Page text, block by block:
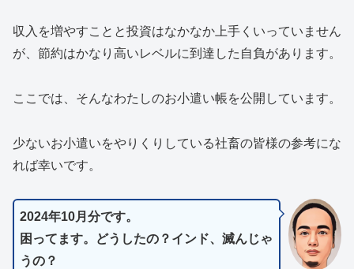
収入を増やすことと投資はなかなか上手くいっていません
が、節約はかなり高いレベルに到達した自負があります。
ここでは、そんなわたしのお小遣い帳を公開しています。
少ないお小遣いをやりくりしている社畜の皆様の参考にな
れば幸いです。
2024年10月分です。
困ってます。どうしたの？インド、滅んじゃ
うの？